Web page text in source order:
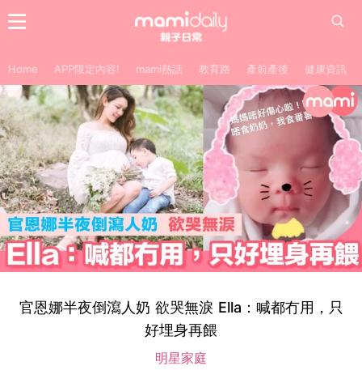
Home APP限定內容! mami熱話 教育路 產前產後 健康資訊
官恩娜半夜倒瀉人奶 欲哭無淚 Ella：喊都冇用，只
好埋身再餵
明星家庭